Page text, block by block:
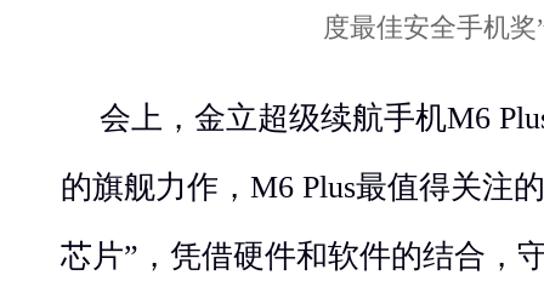
会上，金立超级续航手机M6
的旗舰力作，M6 Plus最值得关注
芯片”，凭借硬件和软件的结合，